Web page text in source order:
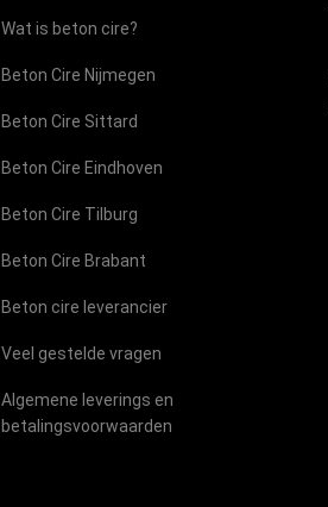
Wat is beton cire?
Beton Cire Nijmegen
Beton Cire Sittard
Beton Cire Eindhoven
Beton Cire Tilburg
Beton Cire Brabant
Beton cire leverancier
Veel gestelde vragen
Algemene leverings en
betalingsvoorwaarden